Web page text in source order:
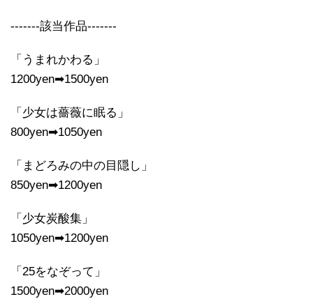
-------該当作品-------
「うまれかわる」
1200yen➡1500yen
「少女は薔薇に眠る」
800yen➡1050yen
「まどろみの中の目隠し」
850yen➡1200yen
「少女炭酸集」
1050yen➡1200yen
「25をなぞって」
1500yen➡2000yen